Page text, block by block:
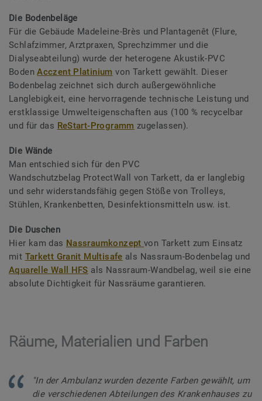
Die Bodenbeläge
Für die Gebäude Madeleine-Brès und Plantagenêt (Flure,
Schlafzimmer, Arztpraxen, Sprechzimmer und die
Dialyseabteilung) wurde der heterogene Akustik-PVC
BodenAcczent Platinium von Tarkett gewählt. Dieser
Bodenbelag zeichnet sich durch außergewöhnliche
Langlebigkeit, eine hervorragende technische Leistung und
erstklassige Umwelteigenschaften aus (100 % recycelbar
und für das ReStart-Programm zugelassen).
Die Wände
Man entschied sich für den PVC
Wandschutzbelag ProtectWall von Tarkett, da er langlebig
und sehr widerstandsfähig gegen Stöße von Trolleys,
Stühlen, Krankenbetten, Desinfektionsmitteln usw. ist.
Die Duschen
Hier kam das Nassraumkonzeptvon Tarkett zum Einsatz
mit Tarkett Granit Multisafe als Nassraum-Bodenbelag und
Aquarelle Wall HFS als Nassraum-Wandbelag, weil sie eine
absolute Dichtigkeit für Nassräume garantieren.
Räume, Materialien und Farben
"In der Ambulanz wurden dezente Farben gewählt, um
die verschiedenen Abteilungen des Krankenhauses zu